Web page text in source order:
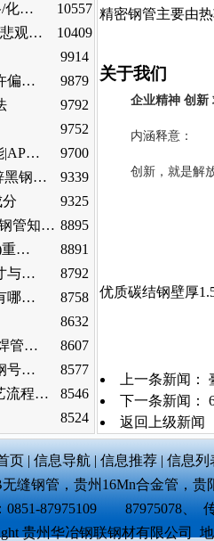
/化…
10557
悲观…
10409
9914
偏…
9879
9792
9752
|AP…
9700
黑钢…
9339
9325
管知… 8895
重…
8891
与…
8792
哪…
8758
8632
管…
8607
号…
8577
流程…
8546
8524
精密钢管主要由
关于我们
企业精神 创新
内涵释意：
创新，就是解
优质碳结钢壁厚
上一条新闻：
下一条新闻：
返回上级新闻
页|信息导航|信息推荐|信息列
缝钢管，贵州16Mn合金管，贵
0851-87975109 87975078、
贵州华冶钢联钢材有限公司